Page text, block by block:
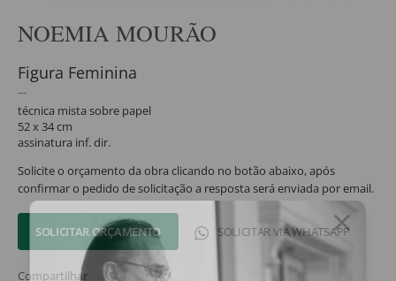
NOEMIA MOURÃO
Figura Feminina
técnica mista sobre papel
52 x 34 cm
assinatura inf. dir.
Solicite o orçamento da obra clicando no botão abaixo, após
confirmar o pedido de solicitação a resposta será enviada por email.
SOLICITAR ORÇAMENTO SOLICITAR VIA WHATSAPP
Compartilhar